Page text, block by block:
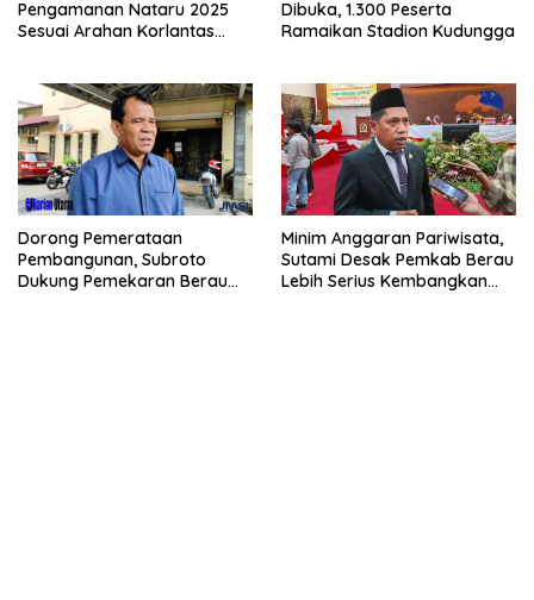
Pengamanan Nataru 2025
Sesuai Arahan Korlantas
Dibuka, 1.300 Peserta
Ramaikan Stadion Kudungga
Dorong Pemerataan
Pembangunan, Subroto
Dukung Pemekaran Berau
Minim Anggaran Pariwisata,
Sutami Desak Pemkab Berau
Lebih Serius Kembangkan